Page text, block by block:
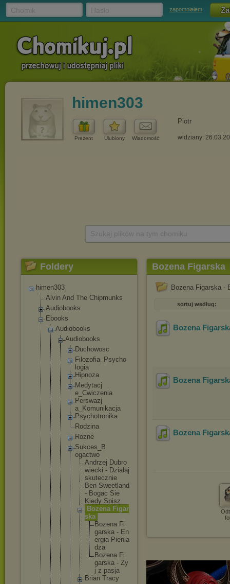
zapomniałem
himen303
Prezent Ulubiony Wiadomość
Piotr
widziany:
Foldery
himen303
Alvin And The Chipmunks
Audiobooks
Ebooks
Audiobooks
Audiobooks
Duchowosc
Filozofia_Psycho
logia
Hipnoza
Medytacj
e_Cwiczenia
Perswazj
a_Komuni kacja
Psychotronika
Rodzina
Rozne
Sukces_B
ogactwo
Andrzej Dubro
wiecki - Dzial aj
skutecznie
Ben Sweet land
- Bogac Sie
Kiedy Spisz
Bozena Figar
ska
Bozena Fi
gars ka - En
ergia Pienia
dza
Bozena Fi
gars ka - Zy
j z pasja
Brian Tracy
Bozena Figarska
Bozena Figarska -
sortuj według:
Bozena
Bozena
Bozena